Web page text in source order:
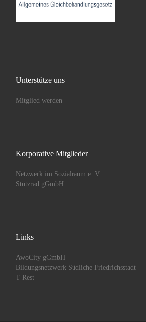
Unterstütze uns
Mitglied werden
Korporative Mitglieder
Netzwerk im Sozialraum e. V.
Stützrad gGmbH
Links
AwoCity gGmbH
Bildungsnetzwerk Südliche Friedrichsstadt
T Rest